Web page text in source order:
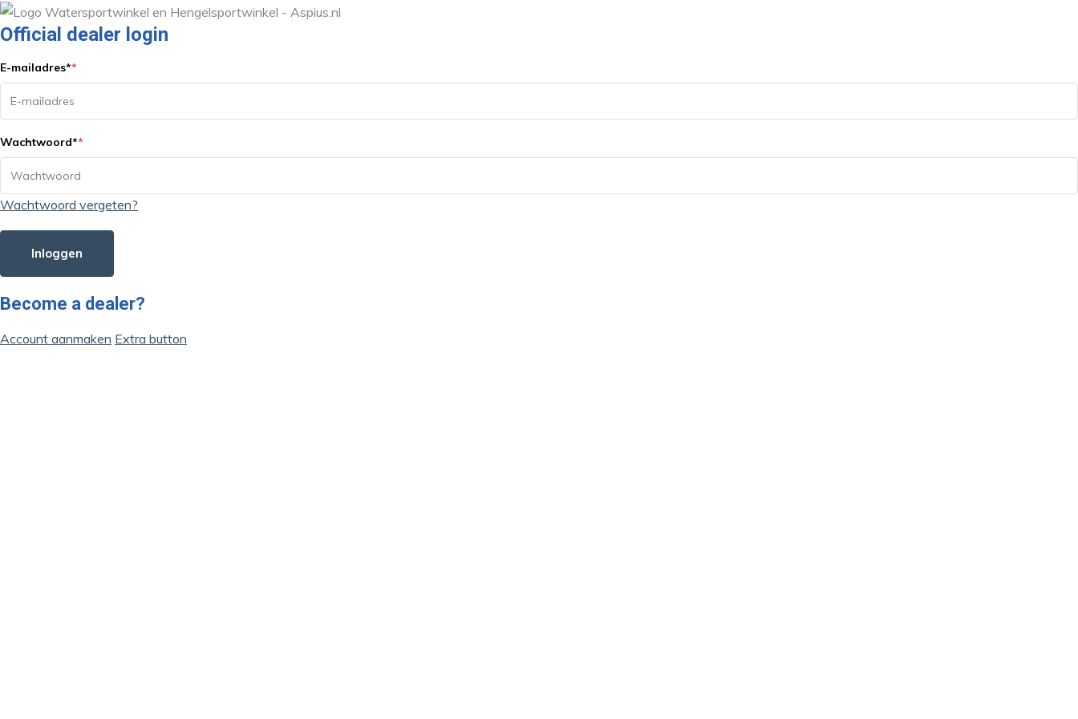
Official dealer login
E-mailadres**
Wachtwoord**
Wachtwoord vergeten?
Inloggen
Become a dealer?
Account aanmaken Extra button